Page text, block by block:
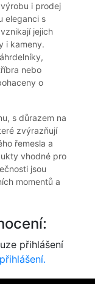
i prodej
eleganci s
jejich
i kameny.
nebo
o
s důrazem na
zvýrazňují
řemesla a
vhodné pro
jsou
momentů a
přihlášení